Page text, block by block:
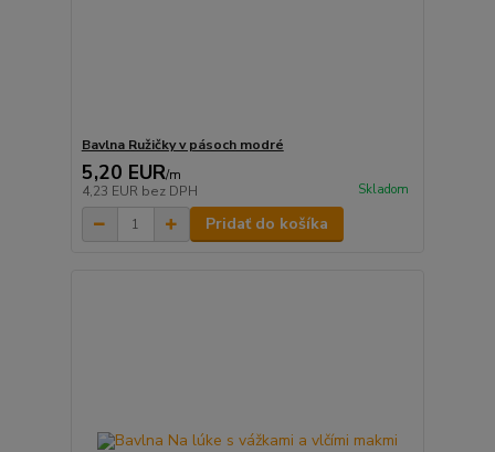
Bavlna Ružičky v pásoch modré
5,20 EUR/m
4,23 EUR bez DPH Skladom
Pridať do košíka